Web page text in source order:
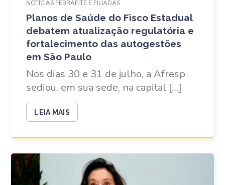
NOTÍCIAS FEBRAFITE E FILIADAS
Planos de Saúde do Fisco Estadual
debatem atualização regulatória e
fortalecimento das autogestões
em São Paulo
Nos dias 30 e 31 de julho, a Afresp
sediou, em sua sede, na capital […]
LEIA MAIS